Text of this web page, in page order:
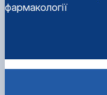
фармакології